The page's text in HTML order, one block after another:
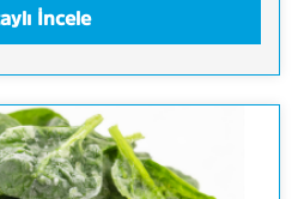
İncele